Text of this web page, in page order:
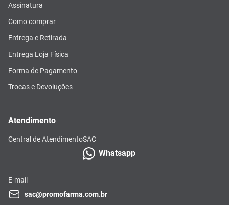
Assinatura
Como comprar
Entrega e Retirada
Entrega Loja Física
Forma de Pagamento
Trocas e Devoluções
Atendimento
Central de AtendimentoSAC
Whatsapp
E-mail
sac@promofarma.com.br